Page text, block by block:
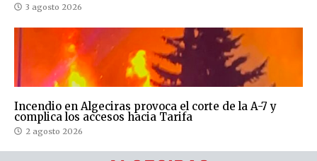
3 agosto 2026
Incendio en Algeciras provoca el corte de la A-7 y
complica los accesos hacia Tarifa
2 agosto 2026